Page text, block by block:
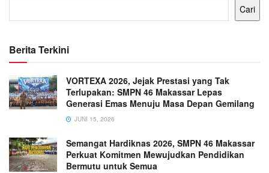
Cari
Berita Terkini
VORTEXA 2026, Jejak Prestasi yang Tak
Terlupakan: SMPN 46 Makassar Lepas
Generasi Emas Menuju Masa Depan Gemilang
JUNI 15, 2026
Semangat Hardiknas 2026, SMPN 46 Makassar
Perkuat Komitmen Mewujudkan Pendidikan
Bermutu untuk Semua